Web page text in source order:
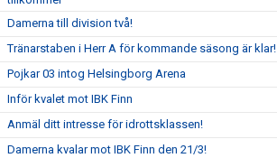
Damerna till division två!
Tränarstaben i Herr A för kommande säsong är klar!
Pojkar 03 intog Helsingborg Arena
Inför kvalet mot IBK Finn
Anmäl ditt intresse för idrottsklassen!
Damerna kvalar mot IBK Finn den 21/3!